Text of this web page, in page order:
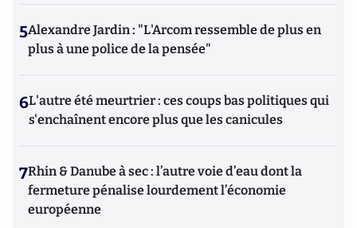
5Alexandre Jardin : "L'Arcom ressemble de plus en
plus à une police de la pensée"
6L'autre été meurtrier : ces coups bas politiques qui
s'enchaînent encore plus que les canicules
7Rhin & Danube à sec : l’autre voie d’eau dont la
fermeture pénalise lourdement l’économie
européenne